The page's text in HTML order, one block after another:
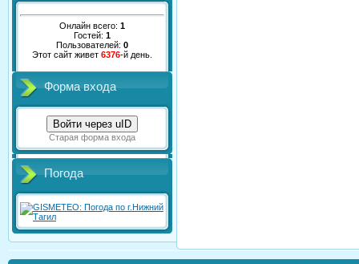
Онлайн всего: 1
Гостей: 1
Пользователей: 0
Этот сайт живет 6376-й день.
Форма входа
Войти через uID
Старая форма входа
Погода